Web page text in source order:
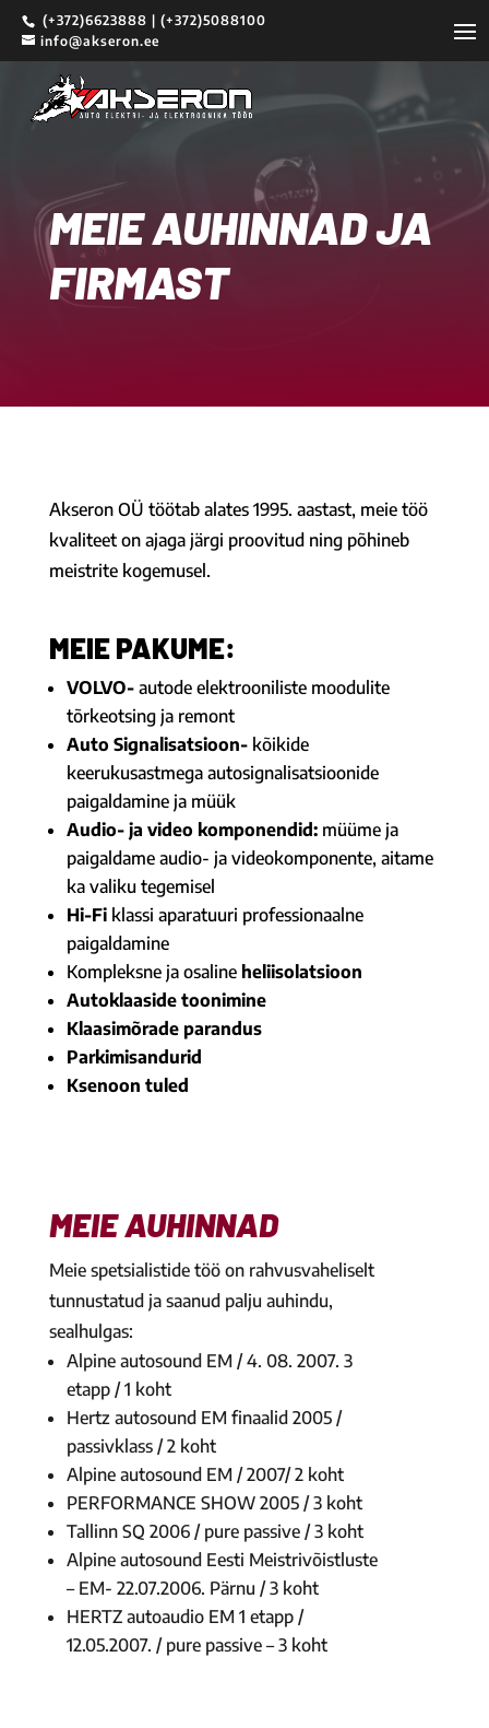
(+372)6623888 | (+372)5088100
info@akseron.ee
MEIE AUHINNAD JA
FIRMAST
Akseron OÜ töötab alates 1995. aastast, meie töö
kvaliteet on ajaga järgi proovitud ning põhineb
meistrite kogemusel.
MEIE PAKUME:
VOLVO-autode elektrooniliste moodulite
tõrkeotsing ja remont
Auto Signalisatsioon-kõikide
keerukusastmega autosignalisatsioonide
paigaldamine ja müük
Audio- ja video komponendid:müüme ja
paigaldame audio- ja videokomponente, aitame
ka valiku tegemisel
Hi-Fi klassi aparatuuri professionaalne
paigaldamine
Kompleksne ja osaline heliisolatsioon
Autoklaaside toonimine
Klaasimõrade parandus
Parkimisandurid
Ksenoon tuled
MEIE AUHINNAD
Meie spetsialistide töö on rahvusvaheliselt
tunnustatud ja saanud palju auhindu,
sealhulgas:
Alpine autosound EM / 4. 08. 2007. 3
etapp / 1 koht
Hertz autosound EM finaalid 2005 /
passivklass / 2 koht
Alpine autosound EM / 2007/ 2 koht
PERFORMANCE SHOW 2005 / 3 koht
Tallinn SQ 2006 / pure passive / 3 koht
Alpine autosound Eesti Meistrivõistluste
– EM- 22.07.2006. Pärnu / 3 koht
HERTZ autoaudio EM 1 etapp /
12.05.2007. / pure passive – 3 koht